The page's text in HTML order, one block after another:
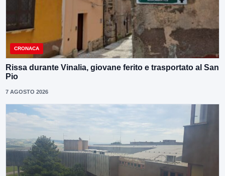
CRONACA
Rissa durante Vinalia, giovane ferito e trasportato al San
Pio
7 AGOSTO 2026